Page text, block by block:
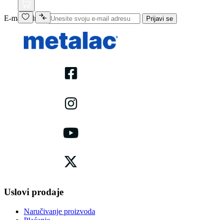
E-mail adresa Prijavi se
Uslovi prodaje
Naručivanje proizvoda